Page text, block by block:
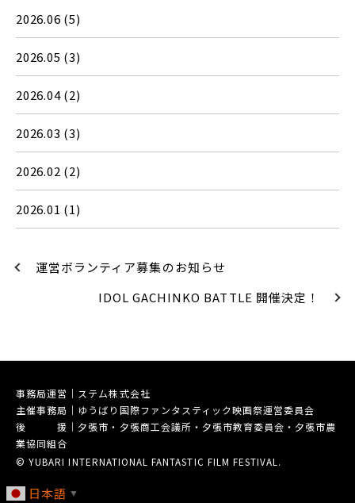
2026.06 (5)
2026.05 (3)
2026.04(2)
2026.03 (3)
2026.02 (2)
2026.01 (1)
運営ボランティア募集のお知らせ
IDOL GACHINKO BATTLE 開催決定！
事務局運営｜ステム株式会社
主催事務局｜ゆうばり国際ファンタスティック映画祭運営委員会
後 援｜夕張市・夕張商工会議所・夕張市教育委員会・夕張市農
業協同組合
© YUBARI INTERNATIONAL FANTASTIC FILM FESTIVAL.
日本語 ▼